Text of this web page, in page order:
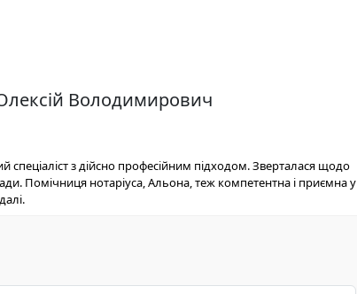
Володимирович
з дійсно професійним підходом. Зверталася щодо
Помічниця нотаріуса, Альона, теж компетентна і приємна у